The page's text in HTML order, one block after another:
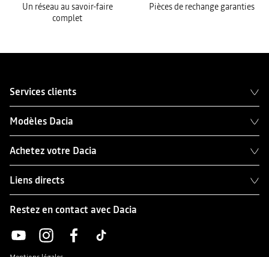
Un réseau au savoir-faire
complet
Pièces de rechange garanties
Services clients
Modèles Dacia
Achetez votre Dacia
Liens directs
Restez en contact avec Dacia